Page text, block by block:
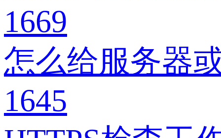
1669
怎么给服务器
1645